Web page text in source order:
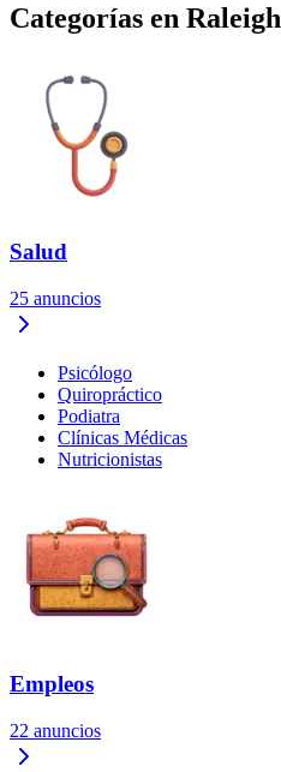
Categorías en Raleigh
Salud
25 anuncios
Psicólogo
Quiropráctico
Podiatra
Clínicas Médicas
Nutricionistas
Empleos
22 anuncios